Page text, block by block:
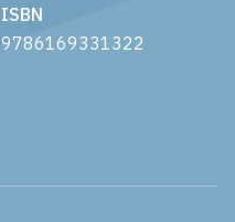
ISBN
9786169331322